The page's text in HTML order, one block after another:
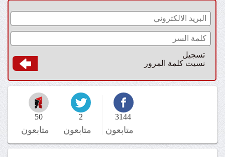
تسجيل
نسيت كلمة المرور
50
متابعون
2
متابعون
3144
متابعون